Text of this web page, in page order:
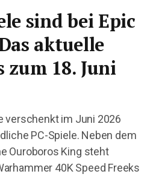
sind bei Epic
aktuelle
zum 18. Juni
verschenkt im Juni 2026
PC-Spiele. Neben dem
Ouroboros King steht
40K Speed Freeks